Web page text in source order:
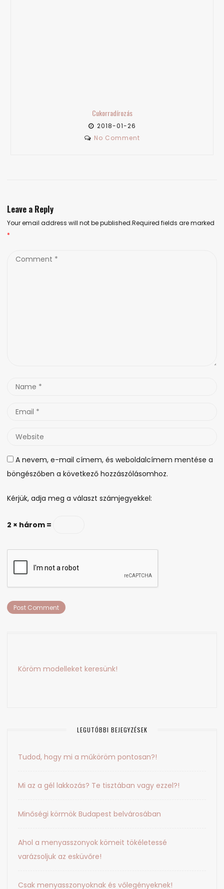
Cukorradírozás
2018-01-26
No Comment
Leave a Reply
Your email address will not be published.Required fields are marked
*
Comment
Name
Email
Website
A nevem, e-mail címem, és weboldalcímem mentése a
böngészőben a következő hozzászólásomhoz.
Kérjük, adja meg a választ számjegyekkel:
2 × három =
Köröm modelleket keresünk!
LEGUTÓBBI BEJEGYZÉSEK
Tudod, hogy mi a műköröm pontosan?!
Mi az a gél lakkozás? Te tisztában vagy ezzel?!
Minőségi körmök Budapest belvárosában
Ahol a menyasszonyok kömeit tökéletessé
varázsoljuk az esküvőre!
Csak menyasszonyoknak és vőlegényeknek!